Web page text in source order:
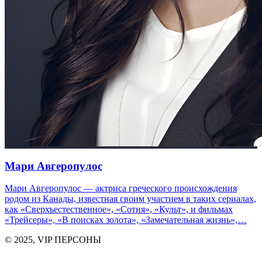
Мари Авгеропулос
Мари Авгеропулос — актриса греческого происхождения
родом из Канады, известная своим участием в таких сериалах,
как «Сверхъестественное», «Сотня», «Культ», и фильмах
«Трейсеры», «В поисках золота», «Замечательная жизнь»,…
© 2025, VIP ПЕРСОНЫ